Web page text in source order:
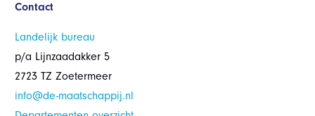
Contact
Landelijk bureau
p/a Lijnzaadakker 5
2723 TZ Zoetermeer
info@de-maatschappij.nl